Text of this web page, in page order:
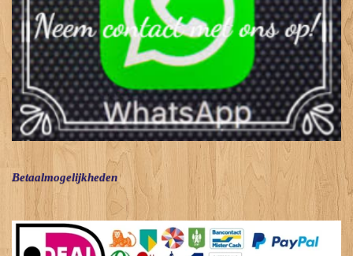
Betaalmogelijkheden